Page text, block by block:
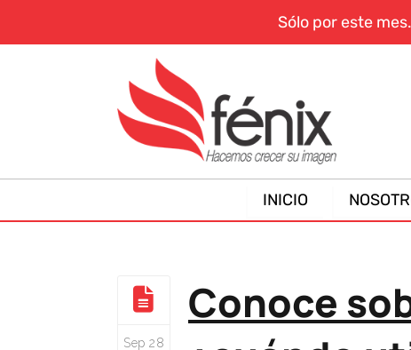
Sólo por este
INICIO
Sep 28
Conoce